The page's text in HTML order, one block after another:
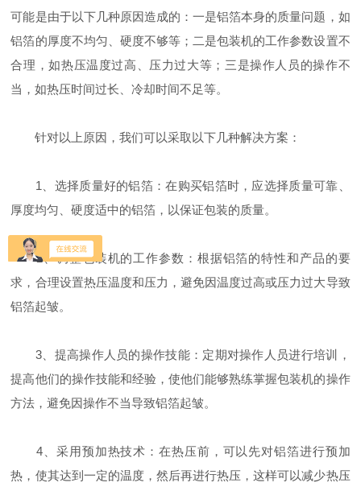
可能是由于以下几种原因造成的：一是铝箔本身的质量问题，如
铝箔的厚度不均匀、硬度不够等；二是包装机的工作参数设置不
合理，如热压温度过高、压力过大等；三是操作人员的操作不
当，如热压时间过长、冷却时间不足等。
针对以上原因，我们可以采取以下几种解决方案：
1、选择质量好的铝箔：在购买铝箔时，应选择质量可靠、
厚度均匀、硬度适中的铝箔，以保证包装的质量。
2、调整包装机的工作参数：根据铝箔的特性和产品的要
求，合理设置热压温度和压力，避免因温度过高或压力过大导致
铝箔起皱。
3、提高操作人员的操作技能：定期对操作人员进行培训，
提高他们的操作技能和经验，使他们能够熟练掌握包装机的操作
方法，避免因操作不当导致铝箔起皱。
4、采用预加热技术：在热压前，可以先对铝箔进行预加
热，使其达到一定的温度，然后再进行热压，这样可以减少热压